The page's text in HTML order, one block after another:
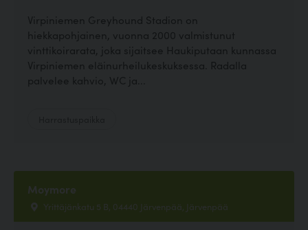
Virpiniemen Greyhound Stadion on
hiekkapohjainen, vuonna 2000 valmistunut
vinttikoirarata, joka sijaitsee Haukiputaan kunnassa
Virpiniemen eläinurheilukeskuksessa. Radalla
palvelee kahvio, WC ja...
Moymore
Yrittäjänkatu 5 B, 04440 Järvenpää, Järvenpää